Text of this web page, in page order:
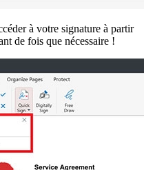
à votre signature à partir
de fois que nécessaire !